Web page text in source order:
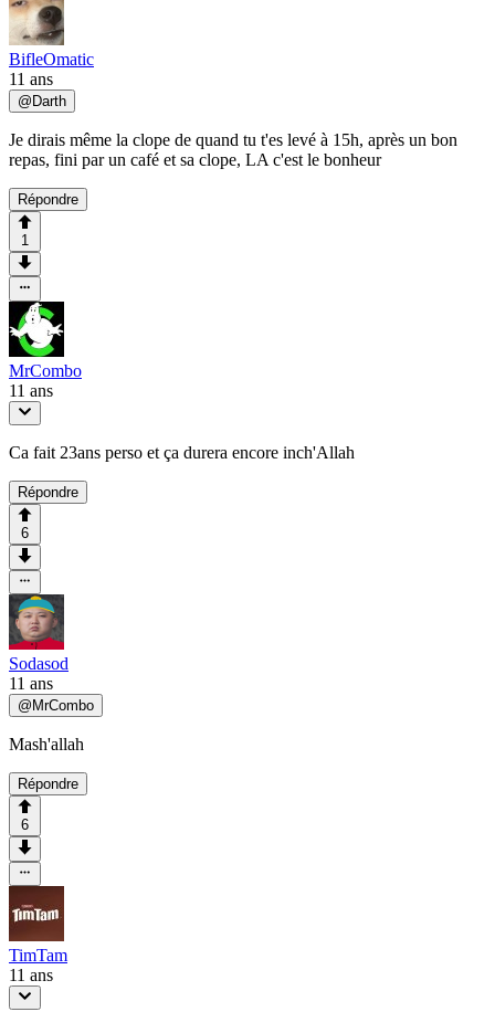
BifleOmatic
11 ans
@ Darth
Je dirais même la clope de quand tu t'es levé à 15h, après un bon
repas, fini par un café et sa clope, LA c'est le bonheur
Répondre
1
MrCombo
11 ans
Ca fait 23ans perso et ça durera encore inch'Allah
Répondre
6
Sodasod
11 ans
@ MrCombo
Mash'allah
Répondre
6
TimTam
11 ans